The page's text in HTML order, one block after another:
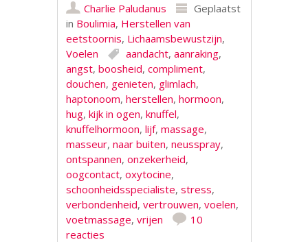
Charlie Paludanus
Geplaatst
in Boulimia, Herstellen van
eetstoornis, Lichaamsbewustzijn,
Voelen
aandacht,aanraking,
angst,boosheid,compliment,
douchen, genieten, glimlach,
haptonoom,herstellen,hormoon,
hug,kijk in ogen,knuffel,
knuffelhormoon,lijf,massage,
masseur,naar buiten,neusspray,
ontspannen,onzekerheid,
oogcontact,oxytocine,
schoonheidsspecialiste,stress,
verbondenheid,vertrouwen,voelen,
voetmassage,vrijen
10
reacties